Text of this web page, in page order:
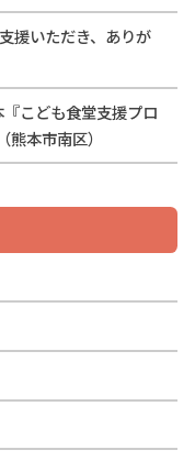
援いただき、ありが
こども食堂支援プロ
本市南区）